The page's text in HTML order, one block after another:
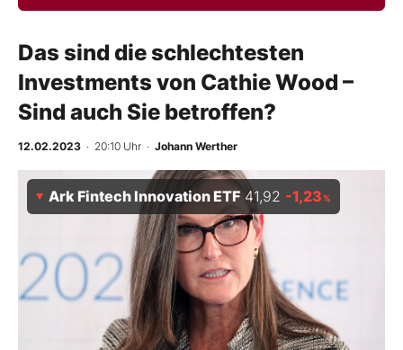
Anlageprodukte
Finanz-Check
BO-Musterdepots
Experten
Mein B:O
Mein Konto
Das sind die schlechtesten
Investments von Cathie Wood –
Sind auch Sie betroffen?
12.02.2023 · 20:10 Uhr · Johann Werther
Ark Fintech Innovation ETF 41,92 -1,23 %